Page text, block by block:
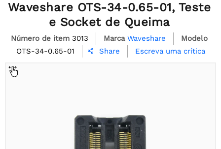
Waveshare OTS-34-0.65-01, Teste
e Socket de Queima
Número de item 3013 Marca Waveshare
Modelo
OTS-34-0.65-01
 Share Escreva uma crítica